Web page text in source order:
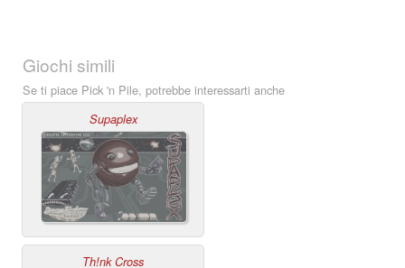
Giochi simili
Se ti piace Pick 'n Pile, potrebbe interessarti anche
Supaplex
Th!nk Cross